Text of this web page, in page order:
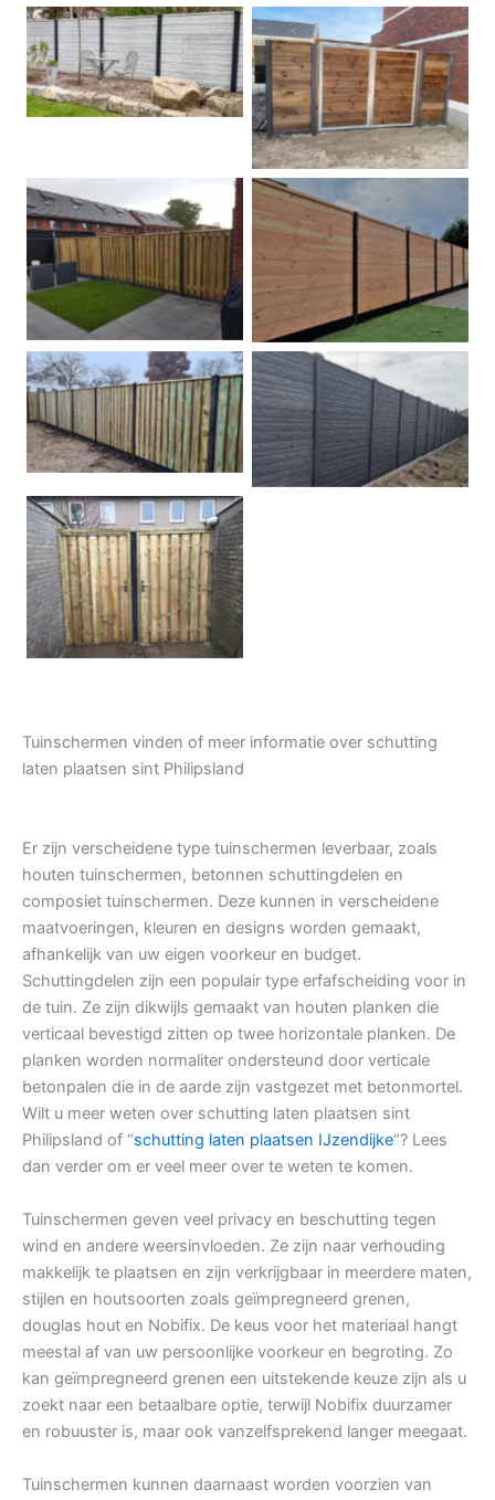
Betonschutting
Dubbele poort
Betonpalen schutting Douglas
Hout beton schuttingen Rots motief antraciet
Tuindeur grenen
Tuinschermen vinden of meer informatie over schutting
laten plaatsen sint Philipsland
Er zijn verscheidene type tuinschermen leverbaar, zoals
houten tuinschermen, betonnen schuttingdelen en
composiet tuinschermen. Deze kunnen in verscheidene
maatvoeringen, kleuren en designs worden gemaakt,
afhankelijk van uw eigen voorkeur en budget.
Schuttingdelen zijn een populair type erfafscheiding voor in
de tuin. Ze zijn dikwijls gemaakt van houten planken die
verticaal bevestigd zitten op twee horizontale planken. De
planken worden normaliter ondersteund door verticale
betonpalen die in de aarde zijn vastgezet met betonmortel.
Wilt u meer weten over schutting laten plaatsen sint
Philipsland of “schutting laten plaatsen IJzendijke“? Lees
dan verder om er veel meer over te weten te komen.
Tuinschermen geven veel privacy en beschutting tegen
wind en andere weersinvloeden. Ze zijn naar verhouding
makkelijk te plaatsen en zijn verkrijgbaar in meerdere maten,
stijlen en houtsoorten zoals geïmpregneerd grenen,
douglas hout en Nobifix. De keus voor het materiaal hangt
meestal af van uw persoonlijke voorkeur en begroting. Zo
kan geïmpregneerd grenen een uitstekende keuze zijn als u
zoekt naar een betaalbare optie, terwijl Nobifix duurzamer
en robuuster is, maar ook vanzelfsprekend langer meegaat.
Tuinschermen kunnen daarnaast worden voorzien van